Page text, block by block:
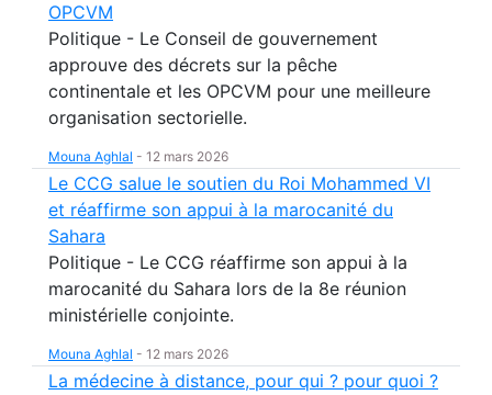
OPCVM
Politique - Le Conseil de gouvernement
approuve des décrets sur la pêche
continentale et les OPCVM pour une meilleure
organisation sectorielle.
Mouna Aghlal - 12 mars 2026
Le CCG salue le soutien du Roi Mohammed VI
et réaffirme son appui à la marocanité du
Sahara
Politique - Le CCG réaffirme son appui à la
marocanité du Sahara lors de la 8e réunion
ministérielle conjointe.
Mouna Aghlal - 12 mars 2026
La médecine à distance, pour qui ? pour quoi ?